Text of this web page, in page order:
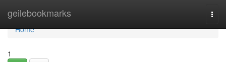
geilebookmarks
Home
Home
1